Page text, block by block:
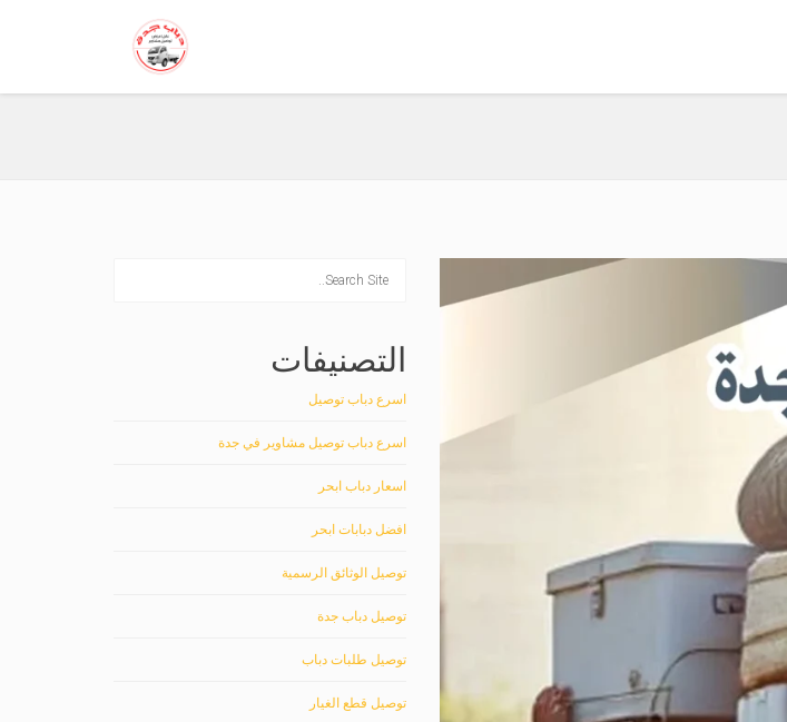
التصنيفات
اسرع دباب توصيل
اسرع دباب توصيل مشاوير في جدة
اسعار دباب ابحر
افضل دبابات ابحر
توصيل الوثائق الرسمية
توصيل دباب جدة
توصيل طلبات دباب
توصيل قطع الغيار